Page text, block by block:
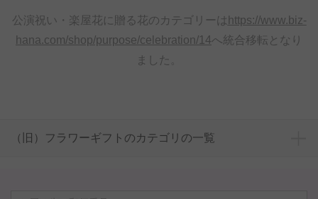
公演祝い・楽屋花に贈る花のカテゴリーは https://www.biz-
hana.com/shop/purpose/celebration/14へ統合移転となり
ました。
（旧）フラワーギフトのカテゴリの一覧